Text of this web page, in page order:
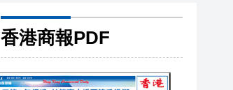
香港商報PDF